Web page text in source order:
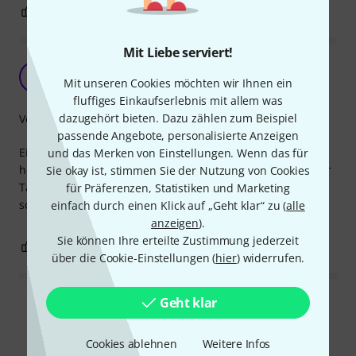
Mit Liebe serviert!
Mit unseren Cookies möchten wir Ihnen ein
fluffiges Einkaufserlebnis mit allem was
dazugehört bieten. Dazu zählen zum Beispiel
passende Angebote, personalisierte Anzeigen
und das Merken von Einstellungen. Wenn das für
Sie okay ist, stimmen Sie der Nutzung von Cookies
für Präferenzen, Statistiken und Marketing
einfach durch einen Klick auf „Geht klar“ zu (alle
anzeigen).
Sie können Ihre erteilte Zustimmung jederzeit
über die Cookie-Einstellungen (hier) widerrufen.
Geht klar
Cookies ablehnen Weitere Infos
BEWERTUNG MELDEN
S
SteKo 09.10.2021
Eignet sich gut, um tiefe Frequenzen aus dem Instrument
herauszuholen. Die hohen Sounds, die auf Bass Drum oder
TamTam wie Wahlfischgesänge klingen, fand ich eher
schwer zu erreichen.
Verarbeitung
1 BEWERTUNG MELDEN
Alle Bewertungen lesen